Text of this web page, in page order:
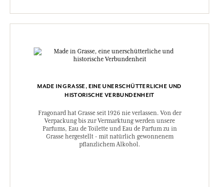
MADE IN GRASSE, EINE UNERSCHÜTTERLICHE UND
HISTORISCHE VERBUNDENHEIT
Fragonard hat Grasse seit 1926 nie verlassen. Von der
Verpackung bis zur Vermarktung werden unsere
Parfums, Eau de Toilette und Eau de Parfum zu in
Grasse hergestellt - mit natürlich gewonnenem
pflanzlichem Alkohol.